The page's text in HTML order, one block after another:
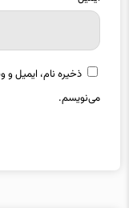
ذخیره نام، ایمیل و
می‌نویسم.